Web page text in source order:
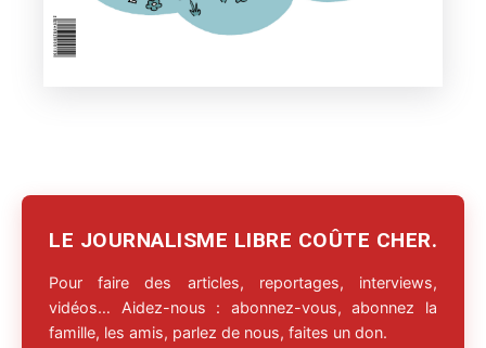
LE JOURNALISME LIBRE COÛTE CHER.
Pour faire des articles, reportages, interviews,
vidéos… Aidez-nous : abonnez-vous, abonnez la
famille, les amis, parlez de nous, faites un don.